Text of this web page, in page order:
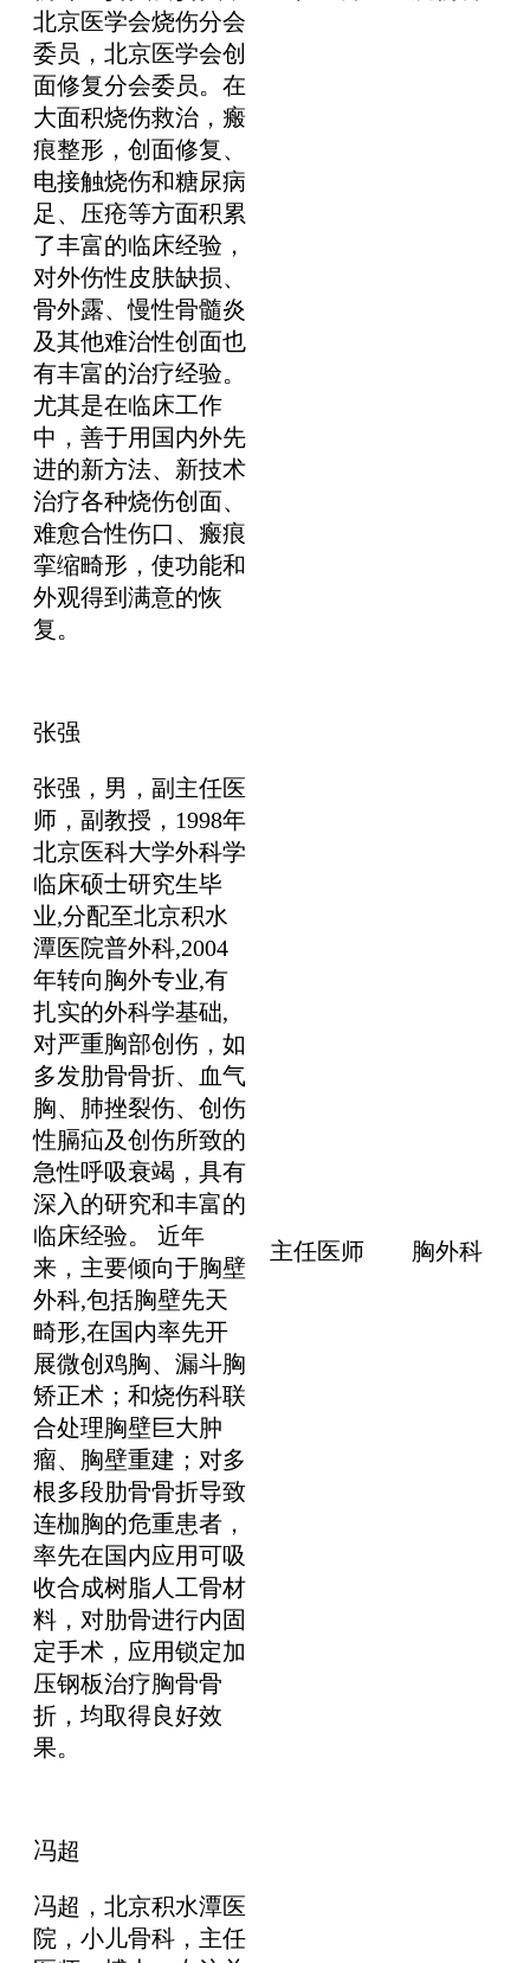
北京医学会烧伤分会
委员，北京医学会创
面修复分会委员。在
大面积烧伤救治，瘢
痕整形，创面修复、
电接触烧伤和糖尿病
足、压疮等方面积累
了丰富的临床经验，
对外伤性皮肤缺损、
骨外露、慢性骨髓炎
及其他难治性创面也
有丰富的治疗经验。
尤其是在临床工作
中，善于用国内外先
进的新方法、新技术
治疗各种烧伤创面、
难愈合性伤口、瘢痕
挛缩畸形，使功能和
外观得到满意的恢
复。
张强
张强，男，副主任医
师，副教授，1998年
北京医科大学外科学
临床硕士研究生毕
业,分配至北京积水
潭医院普外科,2004
年转向胸外专业,有
扎实的外科学基础,
对严重胸部创伤，如
多发肋骨骨折、血气
胸、肺挫裂伤、创伤
性膈疝及创伤所致的
急性呼吸衰竭，具有
深入的研究和丰富的
临床经验。 近年
来，主要倾向于胸壁
外科,包括胸壁先天
畸形,在国内率先开
展微创鸡胸、漏斗胸
矫正术；和烧伤科联
合处理胸壁巨大肿
瘤、胸壁重建；对多
根多段肋骨骨折导致
连枷胸的危重患者，
率先在国内应用可吸
收合成树脂人工骨材
料，对肋骨进行内固
定手术，应用锁定加
压钢板治疗胸骨骨
折，均取得良好效
果。
主任医师 胸外科
冯超
冯超，北京积水潭医
院，小儿骨科，主任